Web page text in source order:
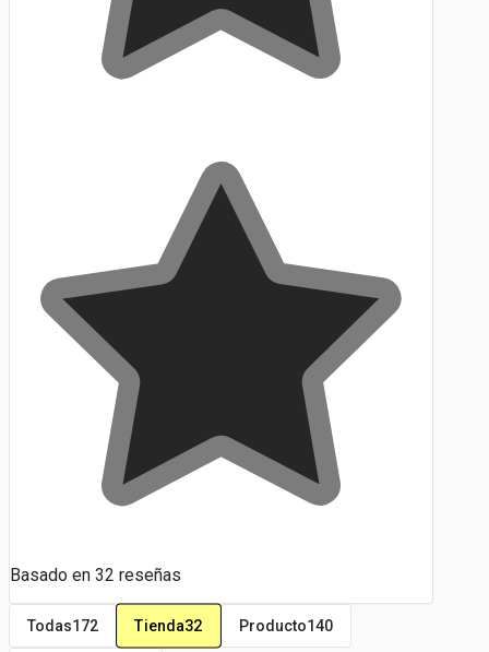
Basado en 32 reseñas
Todas172 Tienda32 Producto140